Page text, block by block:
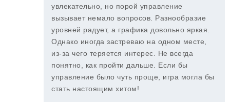
увлекательно, но порой управление
вызывает немало вопросов. Разнообразие
уровней радует, а графика довольно яркая.
Однако иногда застреваю на одном месте,
из-за чего теряется интерес. Не всегда
понятно, как пройти дальше. Если бы
управление было чуть проще, игра могла бы
стать настоящим хитом!